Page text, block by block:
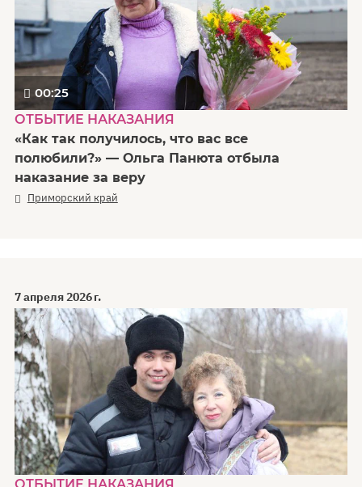
00:25
ОТБЫТИЕ НАКАЗАНИЯ
«Как так получилось, что вас все
полюбили?» — Ольга Панюта отбыла
наказание за веру
Приморский край
7 апреля 2026 г.